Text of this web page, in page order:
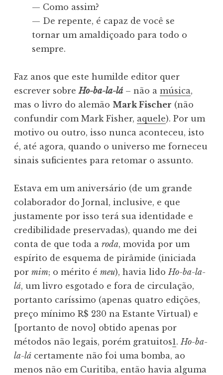
— Como assim?
— De repente, é capaz de você se
tornar um amaldiçoado para todo o
sempre.
Faz anos que este humilde editor quer
escrever sobre Ho-ba-la-lá – não a música,
mas o livro do alemão Mark Fischer (não
confundir com Mark Fisher, aquele). Por um
motivo ou outro, isso nunca aconteceu, isto
é, até agora, quando o universo me forneceu
sinais suficientes para retomar o assunto.
Estava em um aniversário (de um grande
colaborador do Jornal, inclusive, e que
justamente por isso terá sua identidade e
credibilidade preservadas), quando me dei
conta de que toda a roda, movida por um
espírito de esquema de pirâmide (iniciada
por mim; o mérito é meu), havia lido Ho-ba-la-
lá, um livro esgotado e fora de circulação,
portanto caríssimo (apenas quatro edições,
preço mínimo R$ 230 na Estante Virtual) e
[portanto de novo] obtido apenas por
métodos não legais, porém gratuitos1 . Ho-ba-
la-lá certamente não foi uma bomba, ao
menos não em Curitiba, então havia alguma